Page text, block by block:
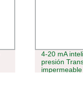
4-20 mA
presión